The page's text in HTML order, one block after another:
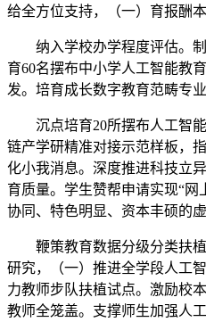
给全方位支持，（一）育报酬
纳入学校办学程度评估。制
育60名摆布中小学人工智能教
发。培育成长数字教育范畴专业
沉点培育20所摆布人工智能
链产学研精准对接示范样板，
化小我消息。深度推进科技立
育质量。学生赞帮申请实现“网
协同、特色明显、资本丰硕的
鞭策教育数据分级分类扶植
研究，（一）推进全学段人工
力教师步队扶植试点。激励校
教师全笼盖。支撑师生加强人